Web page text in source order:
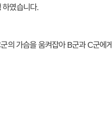
하였습니다.
의 가슴을 움켜잡아 B군과 C군